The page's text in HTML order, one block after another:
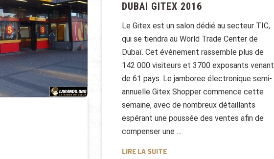
DUBAI GITEX 2016
Le Gitex est un salon dédié au secteur TIC,
qui se tiendra au World Trade Center de
Dubaï. Cet événement rassemble plus de
142 000 visiteurs et 3700 exposants venant
de 61 pays. Le jamboree électronique semi-
annuelle Gitex Shopper commence cette
semaine, avec de nombreux détaillants
espérant une poussée des ventes afin de
compenser une …
LIRE LA SUITEDUBAI GITEX 2016